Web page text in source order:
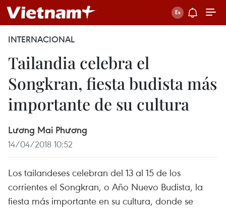
INTERNACIONAL
Tailandia celebra el
Songkran, fiesta budista más
importante de su cultura
Lương Mai Phương
14/04/2018 10:52
Los tailandeses celebran del 13 al 15 de los
corrientes el Songkran, o Año Nuevo Budista, la
fiesta más importante en su cultura, donde se